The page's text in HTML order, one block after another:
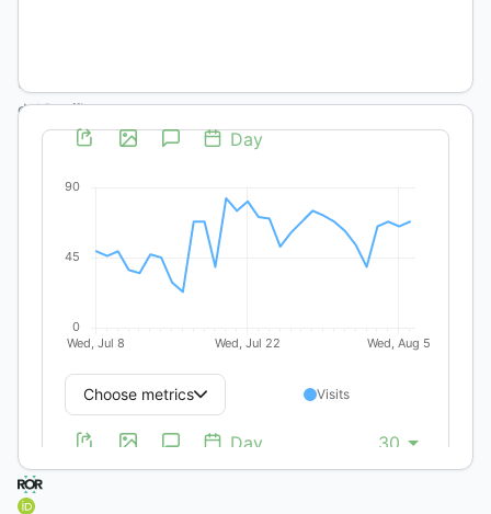
Universidad
del Pacífico
Universidad
del Pacífico
del Pacifico